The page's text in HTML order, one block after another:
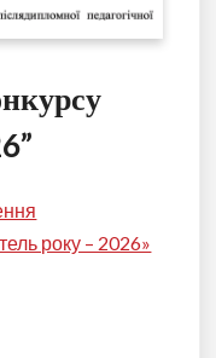
року – 2026»